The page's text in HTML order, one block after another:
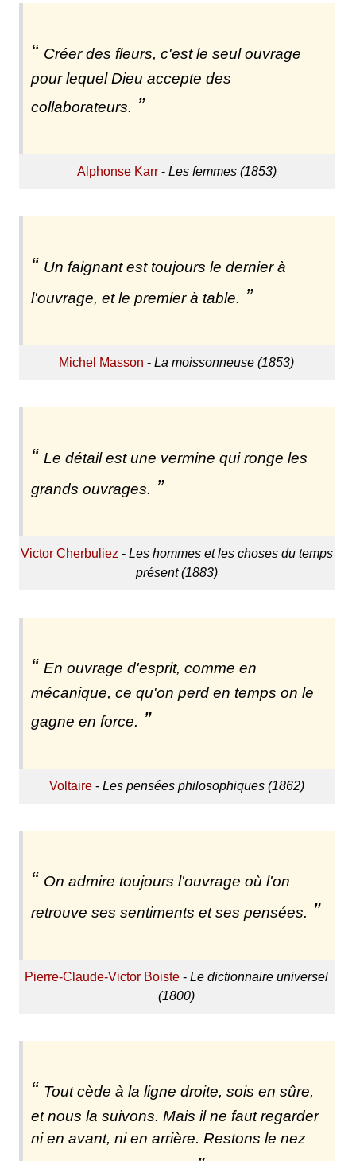
Créer des fleurs, c'est le seul ouvrage
pour lequel Dieu accepte des
collaborateurs.
Alphonse Karr- Les femmes (1853)
Un faignant est toujours le dernier à
l'ouvrage, et le premier à table.
Michel Masson -La moissonneuse (1853)
Le détail est une vermine qui ronge les
grands ouvrages.
Victor Cherbuliez - Les hommes et les choses du temps
présent (1883)
En ouvrage d'esprit, comme en
mécanique, ce qu'on perd en temps on le
gagne en force.
Voltaire- Les pensées philosophiques (1862)
On admire toujours l'ouvrage où l'on
retrouve ses sentiments et ses pensées.
Pierre-Claude-Victor Boiste -Le dictionnaire universel
(1800)
Tout cède à la ligne droite, sois en sûre,
et nous la suivons. Mais il ne faut regarder
ni en avant, ni en arrière. Restons le nez